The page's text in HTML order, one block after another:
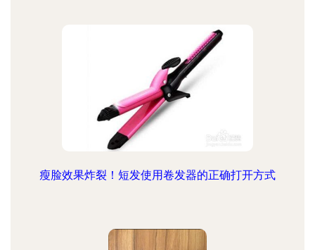
瘦脸效果炸裂！短发使用卷发器的正确打开方式